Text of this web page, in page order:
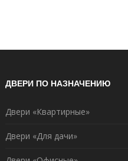
ДВЕРИ ПО НАЗНАЧЕНИЮ
Двери «Квартирные»
Двери «Для дачи»